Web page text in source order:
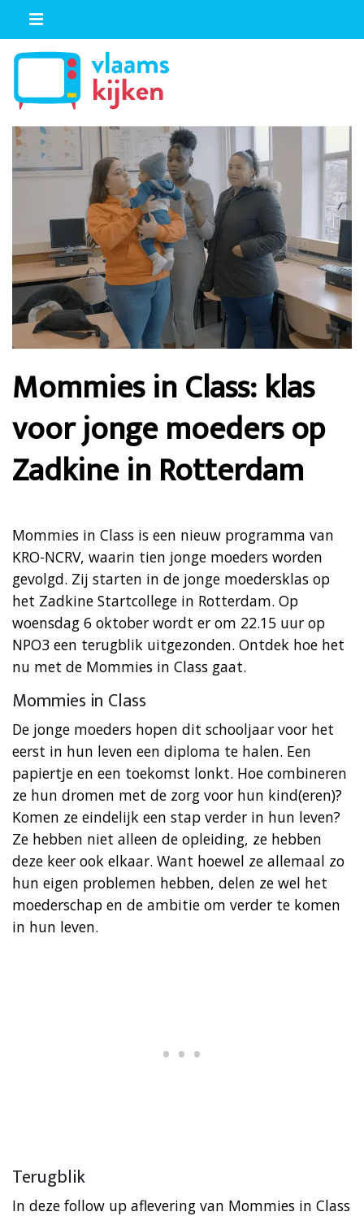
Mommies in Class: klas
voor jonge moeders op
Zadkine in Rotterdam
Mommies in Class is een nieuw programma van
KRO-NCRV, waarin tien jonge moeders worden
gevolgd. Zij starten in de jonge moedersklas op
het Zadkine Startcollege in Rotterdam. Op
woensdag 6 oktober wordt er om 22.15 uur op
NPO3 een terugblik uitgezonden. Ontdek hoe het
nu met de Mommies in Class gaat.
Mommies in Class
De jonge moeders hopen dit schooljaar voor het
eerst in hun leven een diploma te halen. Een
papiertje en een toekomst lonkt. Hoe combineren
ze hun dromen met de zorg voor hun kind(eren)?
Komen ze eindelijk een stap verder in hun leven?
Ze hebben niet alleen de opleiding, ze hebben
deze keer ook elkaar. Want hoewel ze allemaal zo
hun eigen problemen hebben, delen ze wel het
moederschap en de ambitie om verder te komen
in hun leven.
Terugblik
In deze follow up aflevering van Mommies in Class